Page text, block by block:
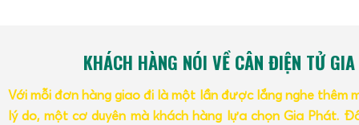
KHÁCH HÀNG NÓI VỀ CÂN ĐIỆN TỬ
Với mỗi đơn hàng giao đi là một lần được lắng nghe thêm
lý do, một cơ duyên mà khách hàng lựa chọn Gia Phát.